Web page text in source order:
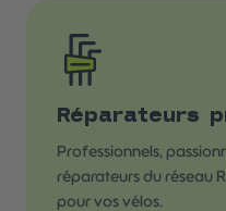
Réparateurs
Professionnels,
réparateurs du réseau
pour vos vélos.